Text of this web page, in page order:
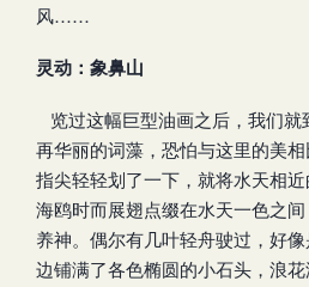
风……
灵动：象鼻山
览过这幅巨型油画之后，我们
再华丽的词藻，恐怕与这里的美
指尖轻轻划了一下，就将水天相近
海鸥时而展翅点缀在水天一色之
养神。偶尔有几叶轻舟驶过，好
边铺满了各色椭圆的小石头，浪